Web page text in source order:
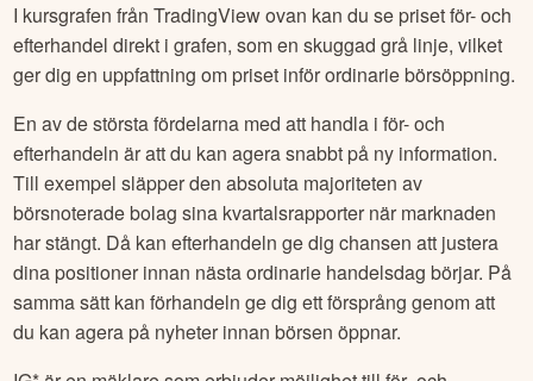
I kursgrafen från TradingView ovan kan du se priset för- och
efterhandel direkt i grafen, som en skuggad grå linje, vilket
ger dig en uppfattning om priset inför ordinarie börsöppning.
En av de största fördelarna med att handla i för- och
efterhandeln är att du kan agera snabbt på ny information.
Till exempel släpper den absoluta majoriteten av
börsnoterade bolag sina kvartalsrapporter när marknaden
har stängt. Då kan efterhandeln ge dig chansen att justera
dina positioner innan nästa ordinarie handelsdag börjar. På
samma sätt kan förhandeln ge dig ett försprång genom att
du kan agera på nyheter innan börsen öppnar.